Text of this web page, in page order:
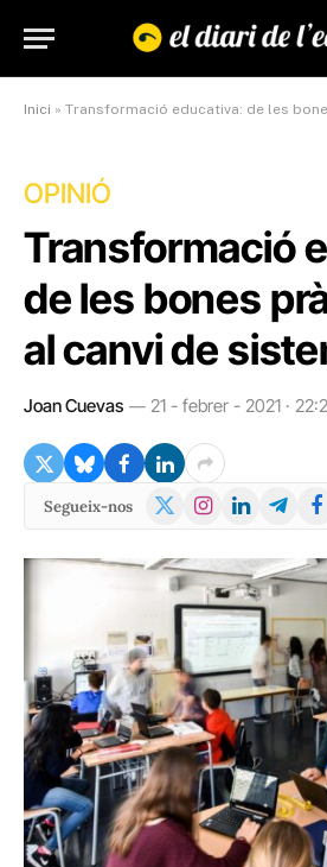
Inici » Transformació educativa: de les bones
OPINIÓ
Transformació
de les bones
al canvi de
Joan Cuevas 21 - febrer - 2021 ·
Segueix-nos
X
Instagram
LinkedInTelegram